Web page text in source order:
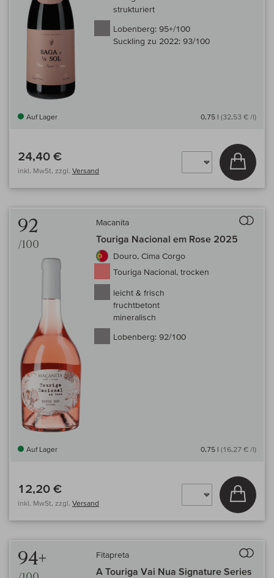
strukturiert
Lobenberg: 95+/100
Suckling zu 2022: 93/100
Auf Lager 0,75 l (32,53 € /l)
24,40 €
inkl. MwSt, zzgl. Versand
In
92
/100
Macanita
Touriga Nacional em Rose 2025
Douro, Cima Corgo
Touriga Nacional, trocken
leicht & frisch
fruchtbetont
mineralisch
Lobenberg: 92/100
Auf Lager 0,75 l (16,27 € /l)
12,20 €
inkl. MwSt, zzgl. Versand
In
94+ Fitapreta
A Touriga Vai Nua Signature Series